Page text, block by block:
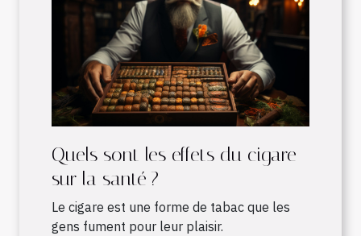
Quels sont les effets du cigare
sur la santé ?
Le cigare est une forme de tabac que les
gens fument pour leur plaisir.